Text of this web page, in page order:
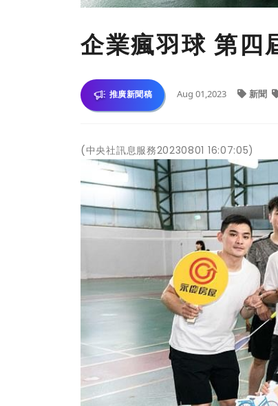
企業瘋羽球 第四
推廣新聞稿 Aug 01,2023 新聞
(中央社訊息服務20230801 16:07:05)